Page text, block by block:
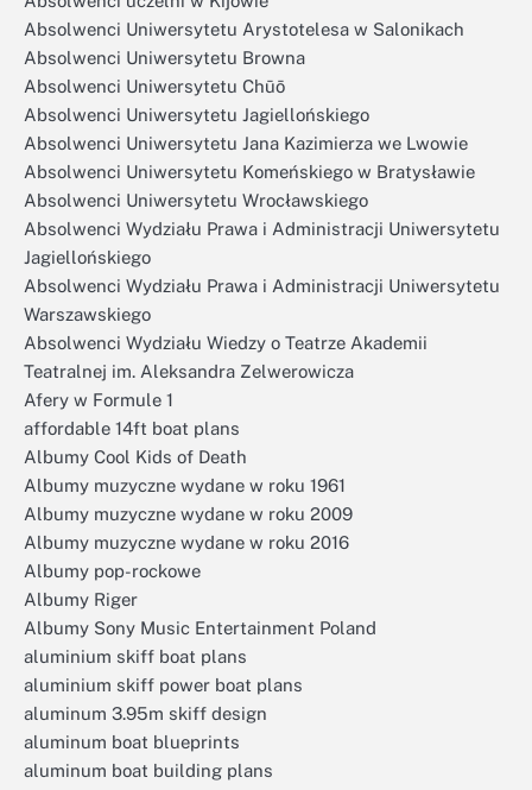
Absolwenci Uniwersytetu Arystotelesa w Salonikach
Absolwenci Uniwersytetu Browna
Absolwenci Uniwersytetu Chūō
Absolwenci Uniwersytetu Jagiellońskiego
Absolwenci Uniwersytetu Jana Kazimierza we Lwowie
Absolwenci Uniwersytetu Komeńskiego w Bratysławie
Absolwenci Uniwersytetu Wrocławskiego
Absolwenci Wydziału Prawa i Administracji Uniwersytetu
Jagiellońskiego
Absolwenci Wydziału Prawa i Administracji Uniwersytetu
Warszawskiego
Absolwenci Wydziału Wiedzy o Teatrze Akademii
Teatralnej im. Aleksandra Zelwerowicza
Afery w Formule 1
affordable 14ft boat plans
Albumy Cool Kids of Death
Albumy muzyczne wydane w roku 1961
Albumy muzyczne wydane w roku 2009
Albumy muzyczne wydane w roku 2016
Albumy pop-rockowe
Albumy Riger
Albumy Sony Music Entertainment Poland
aluminium skiff boat plans
aluminium skiff power boat plans
aluminum 3.95m skiff design
aluminum boat blueprints
aluminum boat building plans